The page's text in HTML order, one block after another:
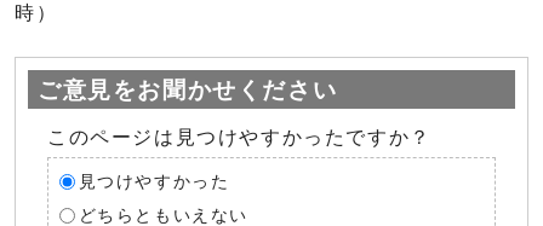
時）
ご意見をお聞かせください
このページは見つけやすかったですか？
見つけやすかった
どちらともいえない